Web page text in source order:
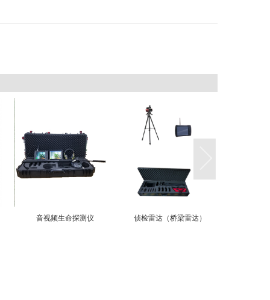
音视频生命探测仪 侦检雷达（桥梁雷达）